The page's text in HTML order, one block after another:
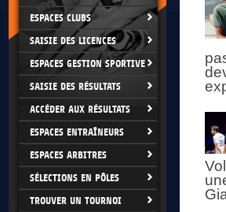
ESPACES CLUBS
SAISIE DES LICENCES
ESPACES GESTION SPORTIVE
SAISIE DES RÉSULTATS
ACCÉDER AUX RÉSULTATS
ESPACES ENTRAÎNEURS
ESPACES ARBITRES
SÉLECTIONS EN PÔLES
TROUVER UN TOURNOI